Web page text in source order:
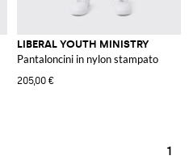
LIBERAL YOUTH MINISTRY
Pantaloncini in nylon stampato
205,00 €
1